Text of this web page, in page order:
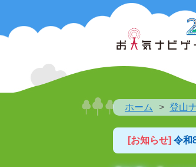
ホーム 登山
[お知らせ] 令和